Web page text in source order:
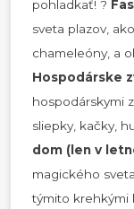
pohladkať! ?
sveta plazov,
chameleóny, a
Hospodárske
hospodárskymi
sliepky, kačky,
dom (len v
magického
týmito krehkými